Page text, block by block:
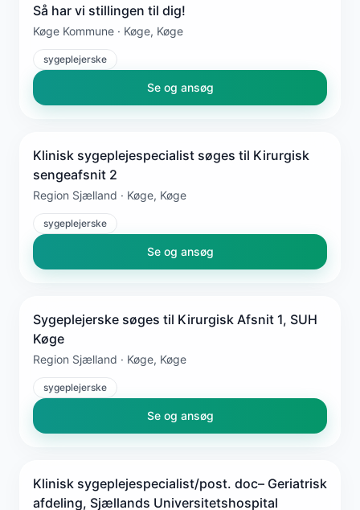
Så har vi stillingen til dig!
Køge Kommune · Køge, Køge
sygeplejerske
Se og ansøg
Klinisk sygeplejespecialist søges til Kirurgisk
sengeafsnit 2
Region Sjælland · Køge, Køge
sygeplejerske
Se og ansøg
Sygeplejerske søges til Kirurgisk Afsnit 1, SUH
Køge
Region Sjælland · Køge, Køge
sygeplejerske
Se og ansøg
Klinisk sygeplejespecialist/post. doc– Geriatrisk
afdeling, Sjællands Universitetshospital